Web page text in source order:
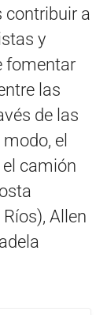
contribuir a
y
fomentar
las
de las
el
camión
Allen